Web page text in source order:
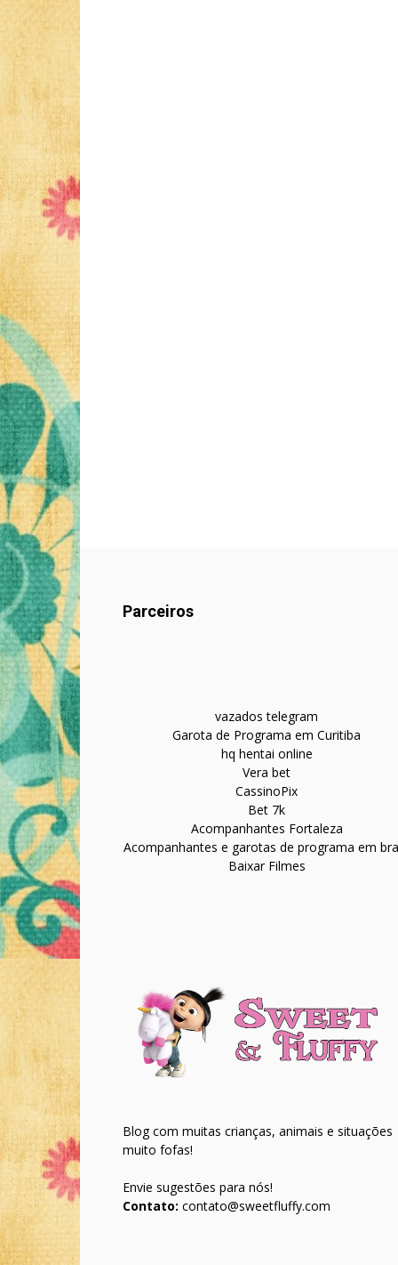
Parceiros
vazados telegram
Garota de Programa em Curitiba
hq hentai online
Vera bet
CassinoPix
Bet 7k
Acompanhantes Fortaleza
Acompanhantes e garotas de programa em
Baixar Filmes
Blog com muitas crianças, animais e situações
muito fofas!
Envie sugestões para nós!
Contato: contato@sweetfluffy.com